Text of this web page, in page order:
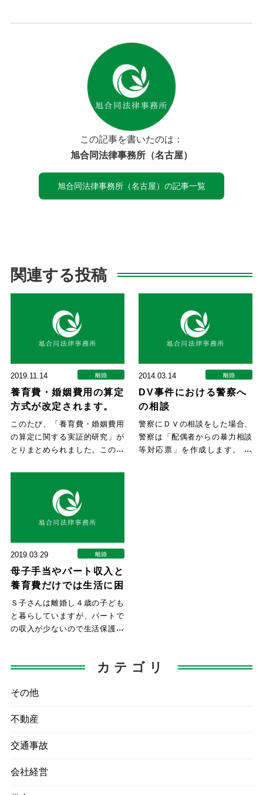
この記事を書いたのは：
旭合同法律事務所（名古屋）
旭合同法律事務所（名古屋）の記事一覧
関連する投稿
2019.11.14 離婚
養育費・婚姻費用の算定
方式が改定されます。
このたび、「養育費・婚姻費用
の算定に関する実証的研究」が
とりまとめられました。この報
2014.03.14 離婚
DV事件における警察へ
の相談
警察にＤＶの相談をした場合、
警察は「配偶者からの暴力相談
等対応票」を作成します。 配
2019.03.29 離婚
母子手当やパート収入と
養育費だけでは生活に困
る場合、生活保護を受け
られる
Ｓ子さんは離婚し４歳の子ども
と暮らしていますが、パートで
の収入が少ないので生活保護の
カテゴリ
その他
不動産
交通事故
会社経営